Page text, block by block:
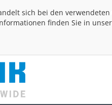
sich bei den
finden Sie in